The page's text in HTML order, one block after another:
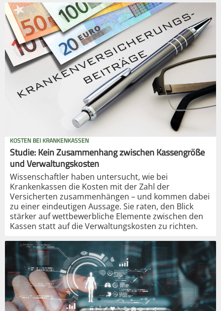
KOSTEN BEI KRANKENKASSEN
Studie: Kein Zusammenhang zwischen Kassengröße
und Verwaltungskosten
Wissenschaftler haben untersucht, wie bei
Krankenkassen die Kosten mit der Zahl der
Versicherten zusammenhängen – und kommen dabei
zu einer eindeutigen Aussage. Sie raten, den Blick
stärker auf wettbewerbliche Elemente zwischen den
Kassen statt auf die Verwaltungskosten zu richten.